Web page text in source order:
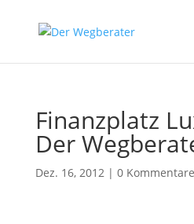
Finanzplatz
Der
Dez. 16, 2012| 0 Kommentare